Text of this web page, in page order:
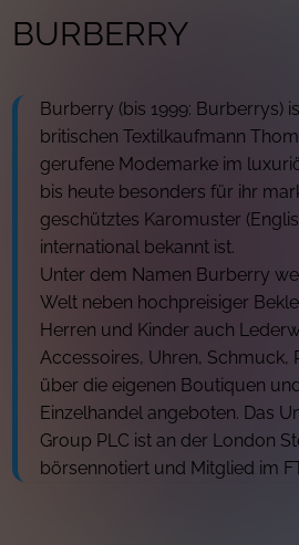
BURBERRY
Burberry (bis 1999: Burberrys)
britischen Textilkaufmann
gerufene Modemarke im
bis heute besonders für ihr
geschütztes Karomuster
international bekannt ist.
Unter dem Namen Burberry
Welt neben hochpreisiger
Herren und Kinder auch
Accessoires, Uhren, Schmuck,
über die eigenen Boutiquen
Einzelhandel angeboten. Das
Group PLC ist an der London
börsennotiert und Mitglied im